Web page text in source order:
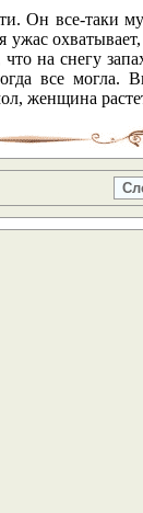
Он все-таки
на снегу
все могла.
женщина